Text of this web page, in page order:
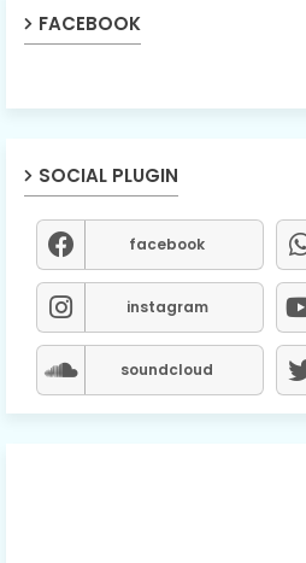
FACEBOOK
SOCIAL PLUGIN
facebook
instagram
soundcloud